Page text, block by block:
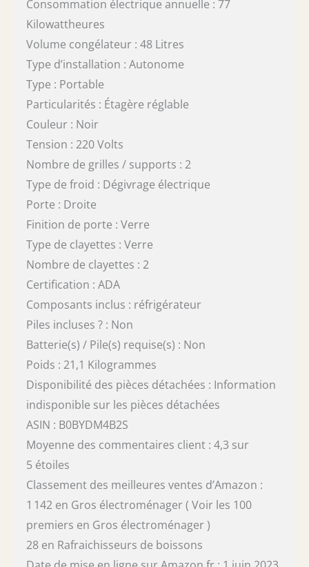
Consommation électrique annuelle : 77
Kilowattheures
Volume congélateur : 48 Litres
Type d’installation : Autonome
Type : Portable
Particularités : Étagère réglable
Couleur : Noir
Tension : 220 Volts
Nombre de grilles / supports : 2
Type de froid : Dégivrage électrique
Porte : Droite
Finition de porte : Verre
Type de clayettes : Verre
Nombre de clayettes : 2
Certification : ADA
Composants inclus : réfrigérateur
Piles incluses ? : Non
Batterie(s) / Pile(s) requise(s) : Non
Poids : 21,1 Kilogrammes
Disponibilité des pièces détachées : Information
indisponible sur les pièces détachées
ASIN : B0BYDM4B2S
Moyenne des commentaires client : 4,3 sur
5 étoiles
Classement des meilleures ventes d’Amazon :
1 142 en Gros électroménager ( Voir les 100
premiers en Gros électroménager )
28 en Rafraichisseurs de boissons